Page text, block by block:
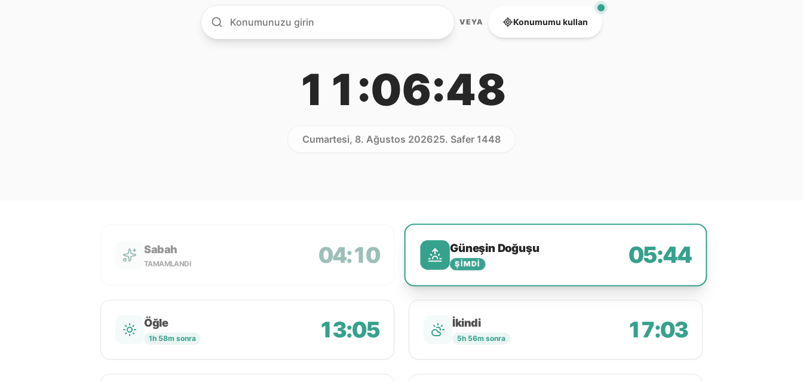
VEYA Konumumu kullan
11:06:48
Cumartesi, 8. Ağustos 202625. Safer 1448
Sabah
TAMAMLANDI 04:10 Güneşin Doğuşu
ŞIMDI 05:44
Öğle
1h 58m sonra 13:05 İkindi
5h 56m sonra 17:03